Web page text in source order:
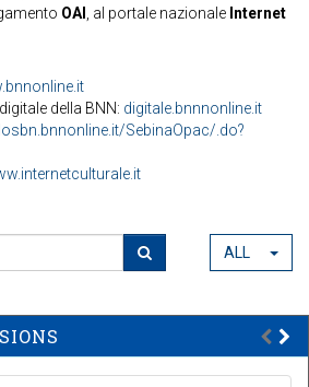
OAI , al portale nazionale Internet
della BNN: digitale.bnnnonline.it
SebinaOpac/.do?
ALL